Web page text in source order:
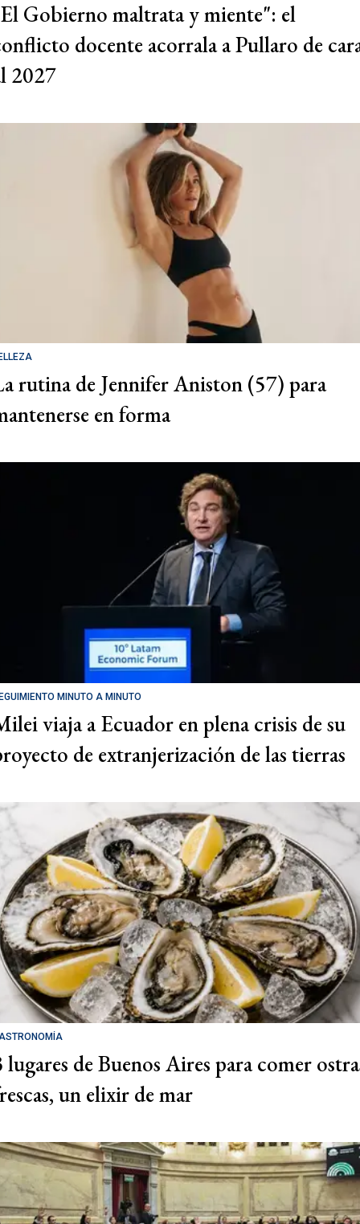
Gobierno maltrata y miente": el
docente acorrala a Pullaro de
2027
rutina de Jennifer Aniston (57) para
en forma
MINUTO A MINUTO
viaja a Ecuador en plena crisis de su
de extranjerización de las tierras
lugares de Buenos Aires para comer
un elixir de mar